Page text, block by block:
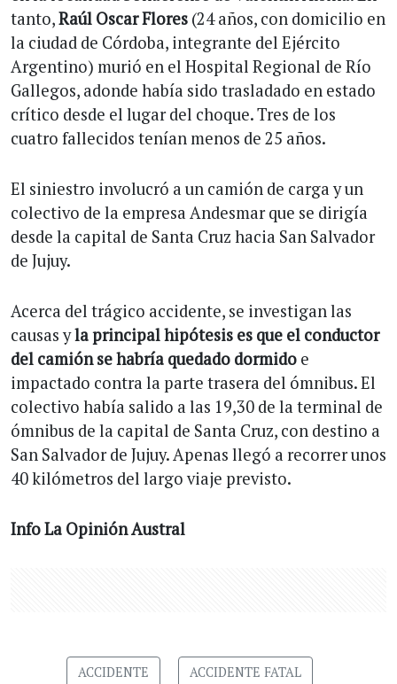
tanto,Raúl Oscar Flores (24 años, con domicilio en
la ciudad de Córdoba, integrante del Ejército
Argentino) murió en el Hospital Regional de Río
Gallegos, adonde había sido trasladado en estado
crítico desde el lugar del choque. Tres de los
cuatro fallecidos tenían menos de 25 años.
El siniestro involucró a un camión de carga y un
colectivo de la empresa Andesmar que se dirigía
desde la capital de Santa Cruz hacia San Salvador
de Jujuy.
Acerca del trágico accidente, se investigan las
causas yla principal hipótesis es que el conductor
del camión se habría quedado dormido e
impactado contra la parte trasera del ómnibus. El
colectivo había salido a las 19,30 de la terminal de
ómnibus de la capital de Santa Cruz, con destino a
San Salvador de Jujuy. Apenas llegó a recorrer unos
40 kilómetros del largo viaje previsto.
Info La Opinión Austral
ACCIDENTE ACCIDENTE FATAL